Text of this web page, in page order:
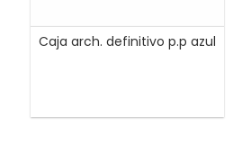
Caja arch. definitivo p.p azul